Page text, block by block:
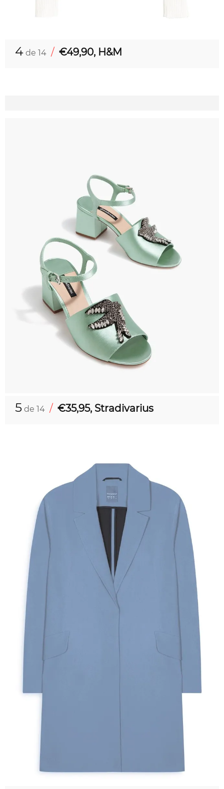
4 de 14 / €49,90, H&M
5 de 14 / €35,95, Stradivarius